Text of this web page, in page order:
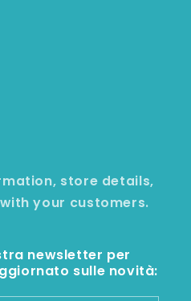
store details,
your customers.
newsletter per
sulle novità: